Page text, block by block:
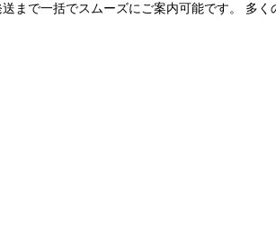
まで一括でスムーズにご案内可能です。 多